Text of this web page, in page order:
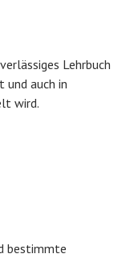
Lehrbuch
und auch in
wird.
bestimmte